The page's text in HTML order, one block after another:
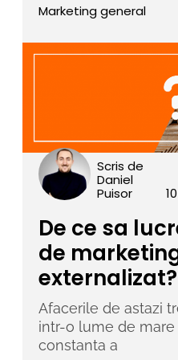
Marketing general
Scris de
Daniel
Puisor
De ce sa
de
externalizat?
Afacerile de astazi
intr-o lume de
constanta a